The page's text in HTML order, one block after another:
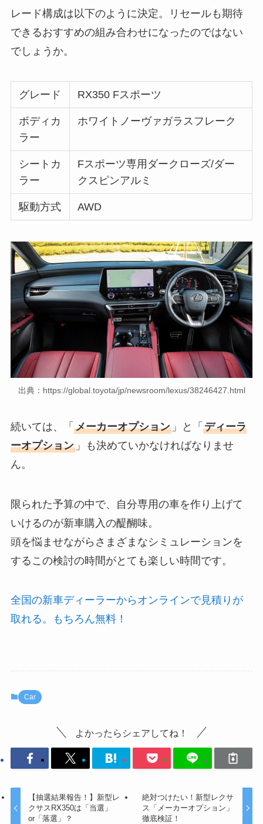
レード構成は以下のように決定。リセールも期待
できるおすすめの組み合わせになったのではない
でしょうか。
グレード RX350 Fスポーツ
ボディカ
ラー
ホワイトノーヴァガラスフレーク
シートカ
ラー
Fスポーツ専用ダークローズ/ダー
クスピンアルミ
駆動方式 AWD
出典：https://global.toyota/jp/newsroom/lexus/38246427.html
続いては、「 メーカーオプション」と「 ディーラ
ーオプション」も決めていかなければなりませ
ん。
限られた予算の中で、自分専用の車を作り上げて
いけるのが新車購入の醍醐味。
頭を悩ませながらさまざまなシミュレーションを
するこの検討の時間がとても楽しい時間です。
全国の新車ディーラーからオンラインで見積りが
取れる。もちろん無料！
Car
よかったらシェアしてね！
【抽選結果報告！】新型レ
クサスRX350は「当選」
or「落選」？
絶対つけたい！新型レクサ
ス「メーカーオプション」
徹底検証！